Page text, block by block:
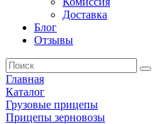
Доставка
Блог
Отзывы
Главная
Каталог
Грузовые прицепы
Прицепы зерновозы